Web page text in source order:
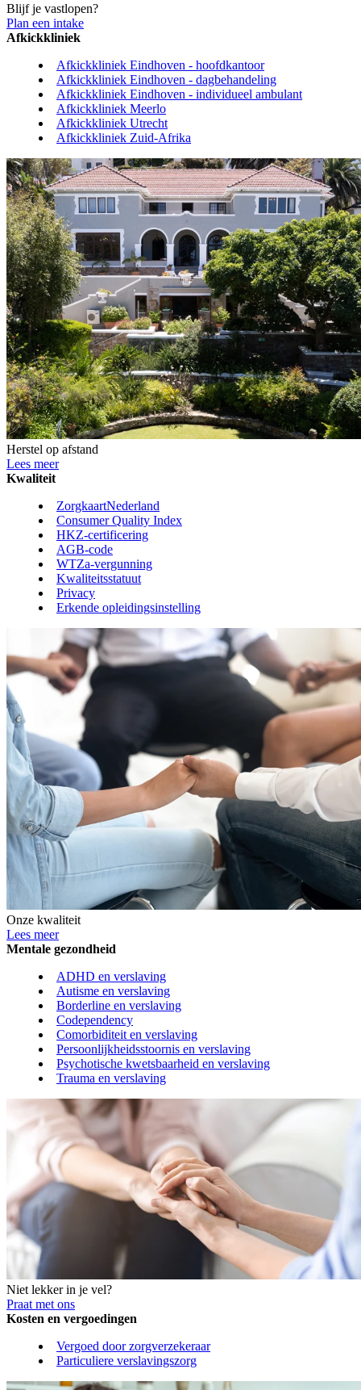
Blijf je vastlopen?
Plan een intake
Afkickkliniek
Afkickkliniek Eindhoven - hoofdkantoor
Afkickkliniek Eindhoven - dagbehandeling
Afkickkliniek Eindhoven - individueel ambulant
Afkickkliniek Meerlo
Afkickkliniek Utrecht
Afkickkliniek Zuid-Afrika
Herstel op afstand
Lees meer
Kwaliteit
ZorgkaartNederland
Consumer Quality Index
HKZ-certificering
AGB-code
WTZa-vergunning
Kwaliteitsstatuut
Privacy
Erkende opleidingsinstelling
Onze kwaliteit
Lees meer
Mentale gezondheid
ADHD en verslaving
Autisme en verslaving
Borderline en verslaving
Codependency
Comorbiditeit en verslaving
Persoonlijkheidsstoornis en verslaving
Psychotische kwetsbaarheid en verslaving
Trauma en verslaving
Niet lekker in je vel?
Praat met ons
Kosten en vergoedingen
Vergoed door zorgverzekeraar
Particuliere verslavingszorg